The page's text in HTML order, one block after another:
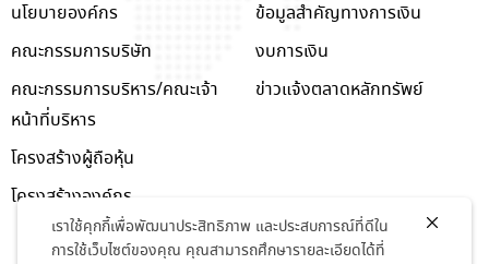
นโยบายองค์กร
คณะกรรมการบริษัท
คณะกรรมการบริหาร/คณะเจ้า
หน้าที่บริหาร
โครงสร้างผู้ถือหุ้น
โครงสร้างองค์กร
ข้อมูลสำคัญทางการเงิน
งบการเงิน
ข่าวแจ้งตลาดหลักทรัพย์
เราใช้คุกกี้เพื่อพัฒนาประสิทธิภาพ และประสบการณ์ที่ดีใน
การใช้เว็บไซต์ของคุณ คุณสามารถศึกษารายละเอียดได้ที่